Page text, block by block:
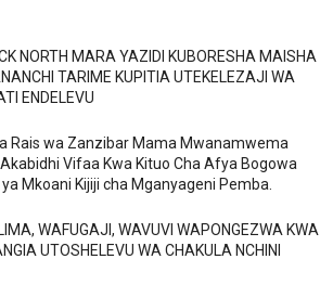
NORTH MARA YAZIDI KUBORESHA MAISHA
TARIME KUPITIA UTEKELEZAJI WA
ENDELEVU
Rais wa Zanzibar Mama Mwanamwema
Vifaa Kwa Kituo Cha Afya Bogowa
Mkoani Kijiji cha Mganyageni Pemba.
WAFUGAJI, WAVUVI WAPONGEZWA KWA
UTOSHELEVU WA CHAKULA NCHINI